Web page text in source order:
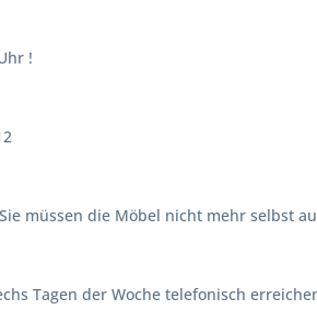
!
müssen die Möbel nicht mehr selbst
Tagen der Woche telefonisch